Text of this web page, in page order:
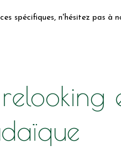
spécifiques, n'hésitez pas